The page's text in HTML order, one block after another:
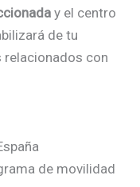
y el centro
de tu
con
de movilidad